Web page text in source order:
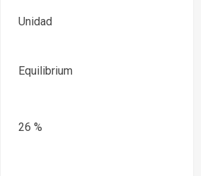
Unidad
Equilibrium
26 %